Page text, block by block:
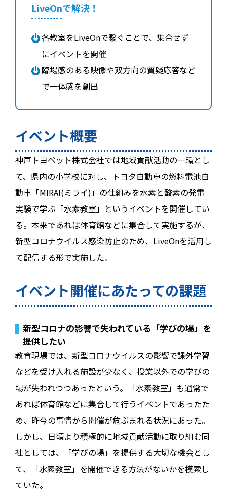
LiveOnで解決！
各教室をLiveOnで繋ぐことで、集合せず
にイベントを開催
臨場感のある映像や双方向の質疑応答など
で一体感を創出
イベント概要
神戸トヨペット株式会社では地域貢献活動の一環とし
て、県内の小学校に対し、トヨタ自動車の燃料電池自
動車「MIRAI(ミライ)」の仕組みを水素と酸素の発電
実験で学ぶ「水素教室」というイベントを開催してい
る。本来であれば体育館などに集合して実施するが、
新型コロナウイルス感染防止のため、LiveOnを活用し
て配信する形で実施した。
イベント開催にあたっての課題
新型コロナの影響で失われている「学びの場」を
提供したい
教育現場では、新型コロナウイルスの影響で課外学習
などを受け入れる施設が少なく、授業以外での学びの
場が失われつつあったという。「水素教室」も通常で
あれば体育館などに集合して行うイベントであったた
め、昨今の事情から開催が危ぶまれる状況にあった。
しかし、日頃より積極的に地域貢献活動に取り組む同
社としては、「学びの場」を提供する大切な機会とし
て、「水素教室」を開催できる方法がないかを模索し
ていた。